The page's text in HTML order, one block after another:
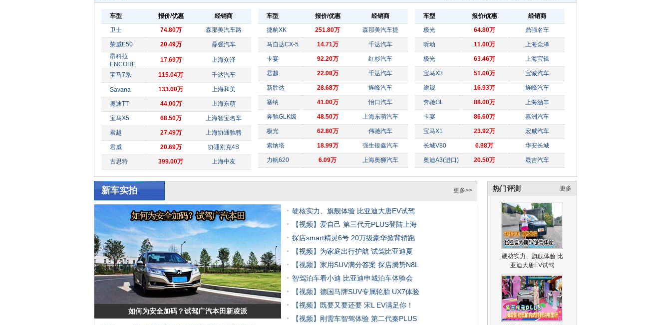
车型 报价/优惠
经销商
卫士
74.80万 森那美汽车路
荣威E50 20.49万
鼎强汽车
昂科拉
ENCORE
17.69万 上海众泽
宝马7系 115.04万 千达汽车
Savana 133.00万 上海和美
奥迪TT 44.00万 上海东萌
宝马X5 68.50万 上海智宝名车
君越 27.49万 上海协通驰骋
君威 20.69万 协通别克4S
古思特 399.00万 上海中友
车型 报价/优惠
经销商
捷豹XK
251.80万 森那美汽车捷
马自达CX-5 14.71万 千达汽车
卡宴 92.20万 红杉汽车
君越 22.08万 千达汽车
新胜达 28.68万 旌峰汽车
塞纳 41.00万 怡口汽车
奔驰GLK级 48.50万 上海东萌汽车
极光 62.80万 伟驰汽车
索纳塔 18.99万 强生银鑫汽车
力帆620 6.09万 上海奥狮汽车
车型 报价/优惠
经销商
极光
64.80万 鼎强名车
昕动 11.00万 上海众泽
极光 63.46万 上海宝辑
宝马X3 51.00万 宝诚汽车
途观 16.93万 旌峰汽车
奔驰GL 88.00万 上海涵丰
卡宴 86.60万 嘉洲汽车
宝马X1 23.92万 宏威汽车
长城V80 6.98万 华安长城
奥迪A3(进口) 20.50万 晟吉汽车
新车实拍 更多>>
如何为安全加码？试驾广汽本田新凌派
硬核实力、旗舰体验 比亚迪大唐EV试驾
【视频】爱自己 第三代元PLUS登陆上海
探店smart精灵6号 20万级豪华掀背轿跑
【视频】为家庭出行护航 试驾比亚迪夏
【视频】家用SUV满分答案 探店腾势N8L
智驾泊车看小迪 比亚迪申城泊车体验会
【视频】德国马牌SUV专属轮胎 UX7体验
【视频】既要又要还要 宋L EV满足你！
【视频】刚需车智驾体验 第二代秦PLUS
热门评测 更多
硬核实力、旗舰体验 比
亚迪大唐EV试驾